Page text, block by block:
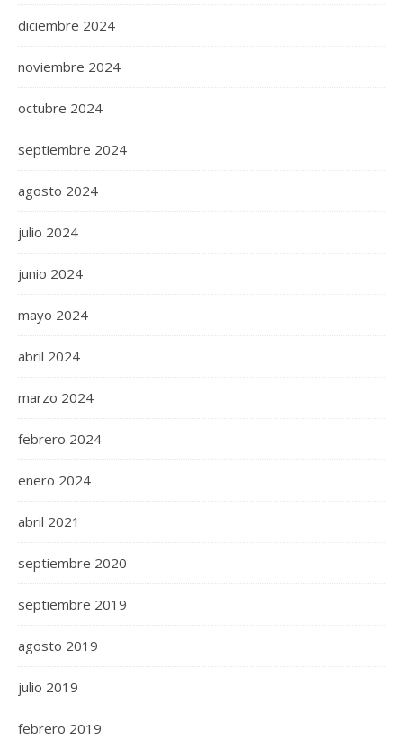
diciembre 2024
noviembre 2024
octubre 2024
septiembre 2024
agosto 2024
julio 2024
junio 2024
mayo 2024
abril 2024
marzo 2024
febrero 2024
enero 2024
abril 2021
septiembre 2020
septiembre 2019
agosto 2019
julio 2019
febrero 2019